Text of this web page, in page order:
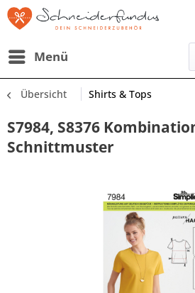
Menü
Übersicht Shirts & Tops
S7984, S8376
Schnittmuster